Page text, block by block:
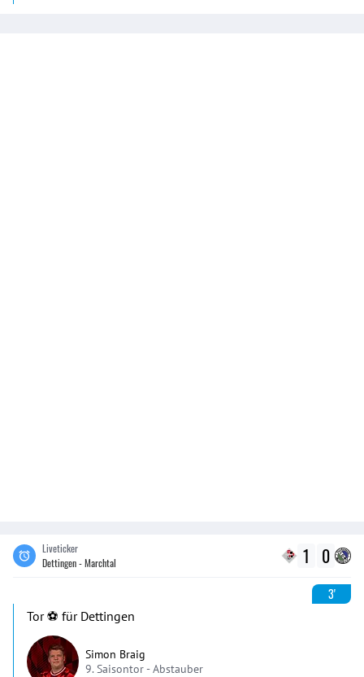
Liveticker
Dettingen - Marchtal
1 0
3'
Tor ⚽️ für Dettingen
Simon Braig
9. Saisontor -Abstauber